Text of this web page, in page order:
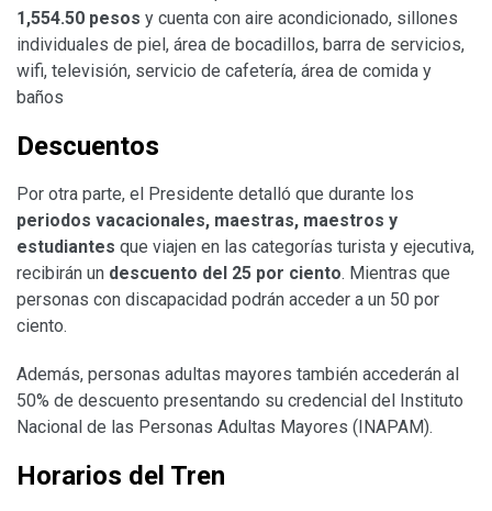
1,554.50 pesos y cuenta con aire acondicionado, sillones
individuales de piel, área de bocadillos, barra de servicios,
wifi, televisión, servicio de cafetería, área de comida y
baños
Descuentos
Por otra parte, el Presidente detalló que durante los
periodos vacacionales, maestras, maestros y
estudiantes que viajen en las categorías turista y ejecutiva,
recibirán un descuento del 25 por ciento. Mientras que
personas con discapacidad podrán acceder a un 50 por
ciento.
Además, personas adultas mayores también accederán al
50% de descuento presentando su credencial del Instituto
Nacional de las Personas Adultas Mayores (INAPAM).
Horarios del Tren